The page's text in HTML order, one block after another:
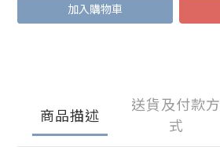
加入購物車
商品描述
送貨及付款方
式